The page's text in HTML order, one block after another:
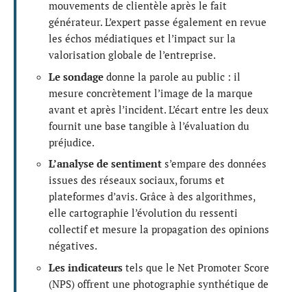
mouvements de clientèle après le fait
générateur. L’expert passe également en revue
les échos médiatiques et l’impact sur la
valorisation globale de l’entreprise.
Le sondage donne la parole au public : il
mesure concrètement l’image de la marque
avant et après l’incident. L’écart entre les deux
fournit une base tangible à l’évaluation du
préjudice.
L’analyse de sentiment s’empare des données
issues des réseaux sociaux, forums et
plateformes d’avis. Grâce à des algorithmes,
elle cartographie l’évolution du ressenti
collectif et mesure la propagation des opinions
négatives.
Les indicateurs tels que le Net Promoter Score
(NPS) offrent une photographie synthétique de